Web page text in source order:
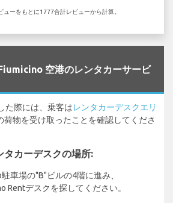
ューをもとに1777合計レビューから計算。
空港のレンタカーサービ
た際には、乗客はレンタカーデスクエリ
荷物を受け取ったことを確認してくださ
カーデスクの場所:
車場の"B"ビルの4階に進み、
Rentデスクを探してください。